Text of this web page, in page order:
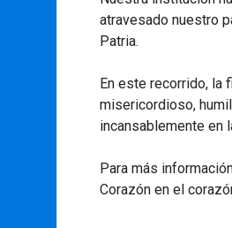
atravesado nuestro
Patria.
En este recorrido, la
misericordioso,
incansablemente en
Para más
Corazón en el